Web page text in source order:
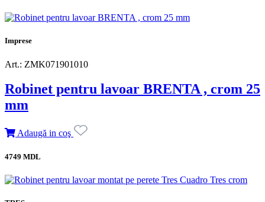
Imprese
Art.: ZMK071901010
Robinet pentru lavoar BRENTA , crom 25
mm
Adaugă in coş
4749 MDL